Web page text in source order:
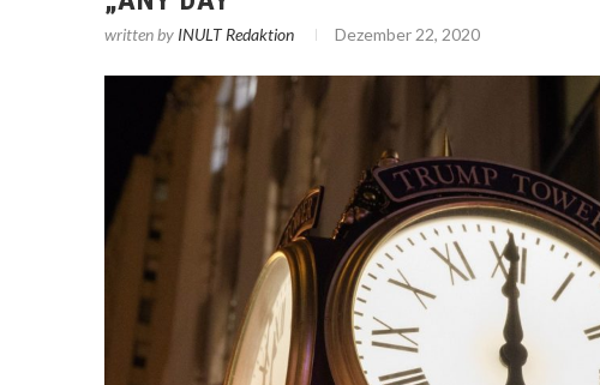
written by INULT Redaktion Dezember 22, 2020